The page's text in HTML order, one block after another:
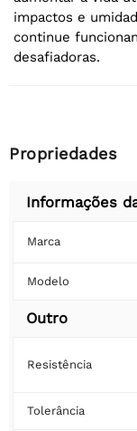
impactos e
continue
desafiadoras.
Propriedades
Informações
Marca
Modelo
Outro
Resistência
Tolerância